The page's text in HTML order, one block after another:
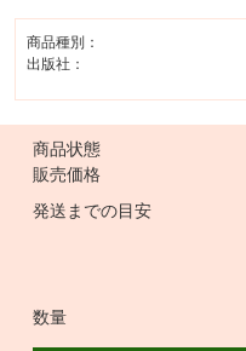
商品種別：
出版社：
商品状態
販売価格
発送までの目安
数量